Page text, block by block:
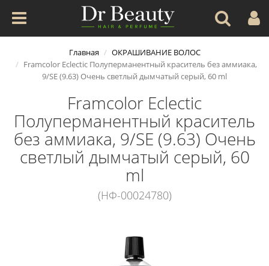
Главная
ОКРАШИВАНИЕ ВОЛОС
Framcolor Eclectic Полуперманентный краситель без аммиака,
9/SE (9.63) Очень светлый дымчатый серый, 60 ml
Framcolor Eclectic
Полуперманентный краситель
без аммиака, 9/SE (9.63) Очень
светлый дымчатый серый, 60
ml
(НФ-00024780)